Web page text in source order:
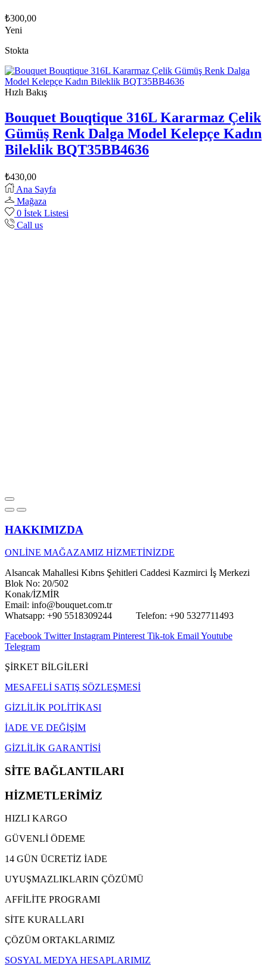
₺300,00
Yeni
Stokta
Hızlı Bakış
Bouquet Bouqtique 316L Kararmaz Çelik
Gümüş Renk Dalga Model Kelepçe Kadın
Bileklik BQT35BB4636
₺430,00
Ana Sayfa
Mağaza
0 İstek Listesi
Call us
HAKKIMIZDA
ONLİNE MAĞAZAMIZ HİZMETİNİZDE
Alsancak Mahallesi Kıbrıs Şehitleri Caddesi Kazmirci İş Merkezi
Blok No: 20/502
Konak/İZMİR
Email: info@bouquet.com.tr
Whatsapp: +90 5518309244 Telefon: +90 5327711493
Facebook Twitter Instagram Pinterest Tik-tok Email Youtube
Telegram
ŞİRKET BİLGİLERİ
MESAFELİ SATIŞ SÖZLEŞMESİ
GİZLİLİK POLİTİKASI
İADE VE DEĞİŞİM
GİZLİLİK GARANTİSİ
SİTE BAĞLANTILARI
HİZMETLERİMİZ
HIZLI KARGO
GÜVENLİ ÖDEME
14 GÜN ÜCRETİZ İADE
UYUŞMAZLIKLARIN ÇÖZÜMÜ
AFFİLİTE PROGRAMI
SİTE KURALLARI
ÇÖZÜM ORTAKLARIMIZ
SOSYAL MEDYA HESAPLARIMIZ